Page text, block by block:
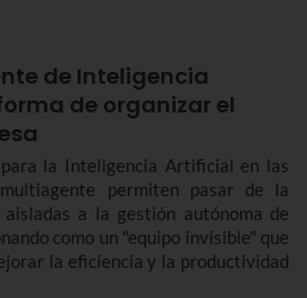
de Inteligencia
de organizar el
la Inteligencia Artificial en las
permiten pasar de la
a la gestión autónoma de
como un "equipo invisible" que
la eficiencia y la productividad